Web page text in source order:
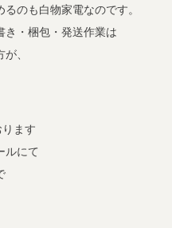
のも白物家電なのです。
・梱包・発送作業は
、
ます
ルにて